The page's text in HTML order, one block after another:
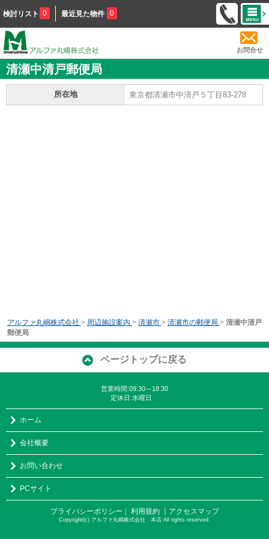
検討リスト 0 最近見た物件 0
お問合せ
清瀬中清戸郵便局
所在地 東京都清瀬市中清戸５丁目83-278
アルファ丸嶋株式会社 > 周辺施設案内 > 清瀬市 > 清瀬市の郵便局 > 清瀬中清戸
郵便局
ページトップに戻る
営業時間:09:30～18:30
定休日:水曜日
ホーム
会社概要
お問い合わせ
PCサイト
プライバシーポリシー ｜ 利用規約 ｜アクセスマップ
Copyright(c) アルファ丸嶋株式会社 本店 All rights reserved.